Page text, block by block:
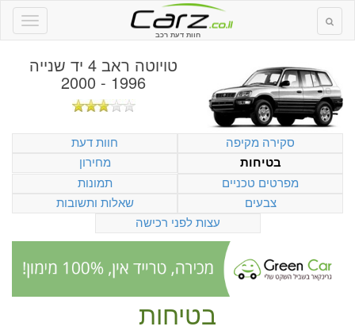
חוות דעת רכב
טויוטה ראב 4 יד שנייה
1996 - 2000
סקירה מקיפה
חוות דעת
בטיחות
מחירון
מפרטים טכניים
תמונות
צבעים
שאלות ותשובות
עצות לפני רכישה
בטיחות